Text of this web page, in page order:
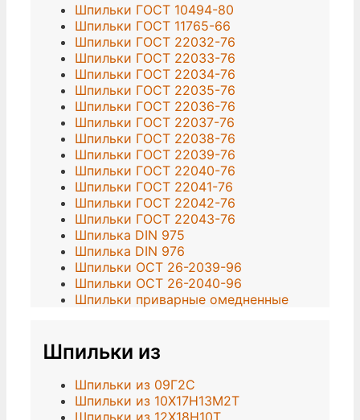
Шпильки ГОСТ 10494-80
Шпильки ГОСТ 11765-66
Шпильки ГОСТ 22032-76
Шпильки ГОСТ 22033-76
Шпильки ГОСТ 22034-76
Шпильки ГОСТ 22035-76
Шпильки ГОСТ 22036-76
Шпильки ГОСТ 22037-76
Шпильки ГОСТ 22038-76
Шпильки ГОСТ 22039-76
Шпильки ГОСТ 22040-76
Шпильки ГОСТ 22041-76
Шпильки ГОСТ 22042-76
Шпильки ГОСТ 22043-76
Шпилька DIN 975
Шпилька DIN 976
Шпильки ОСТ 26-2039-96
Шпильки ОСТ 26-2040-96
Шпильки приварные омедненные
Шпильки из
Шпильки из 09Г2С
Шпильки из 10Х17Н13М2Т